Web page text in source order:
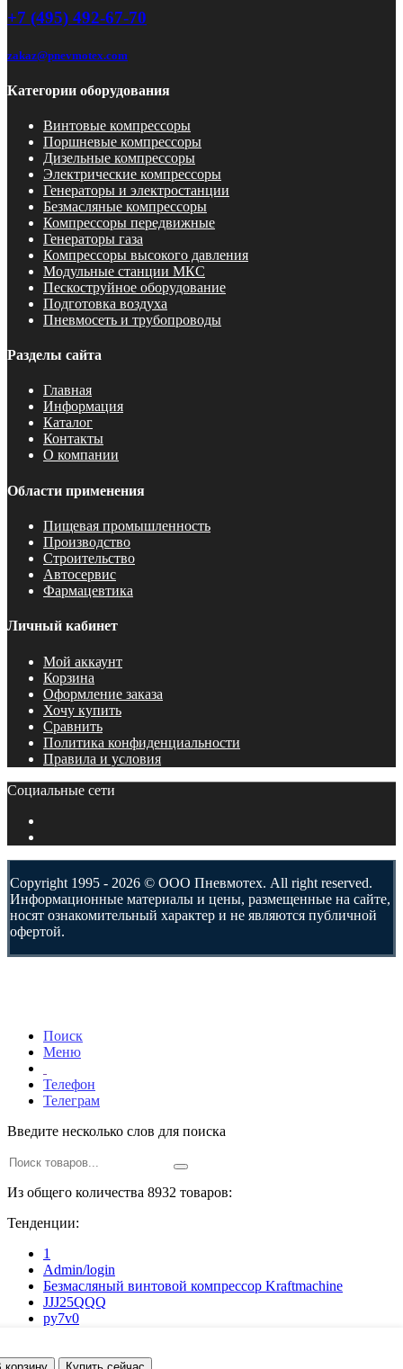
+7 (495) 492-67-70
zakaz@pnevmotex.com
Категории оборудования
Винтовые компрессоры
Поршневые компрессоры
Дизельные компрессоры
Электрические компрессоры
Генераторы и электростанции
Безмасляные компрессоры
Компрессоры передвижные
Генераторы газа
Компрессоры высокого давления
Модульные станции МКС
Пескоструйное оборудование
Подготовка воздуха
Пневмосеть и трубопроводы
Разделы сайта
Главная
Информация
Каталог
Контакты
О компании
Области применения
Пищевая промышленность
Производство
Строительство
Автосервис
Фармацевтика
Личный кабинет
Мой аккаунт
Корзина
Оформление заказа
Хочу купить
Сравнить
Политика конфиденциальности
Правила и условия
Социальные сети
Copyright 1995 - 2026 © ООО Пневмотех. All right reserved.
Информационные материалы и цены, размещенные на сайте,
носят ознакомительный характер и не являются публичной
офертой.
Поиск
Меню
Телефон
Телеграм
Введите несколько слов для поиска
Из общего количества 8932 товаров:
Тенденции:
1
Admin/login
Безмасляный винтовой компрессор Kraftmaсhine
JJJ25QQQ
py7v0